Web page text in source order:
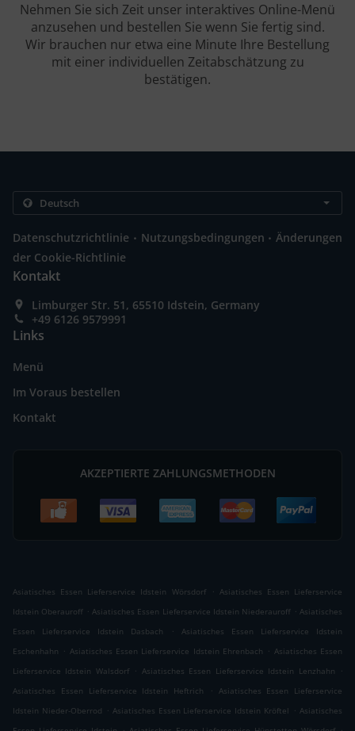
Nehmen Sie sich Zeit unser interaktives Online-Menü
anzusehen und bestellen Sie wenn Sie fertig sind.
Wir brauchen nur etwa eine Minute Ihre Bestellung
mit einer individuellen Zeitabschätzung zu
bestätigen.
Datenschutzrichtlinie . Nutzungsbedingungen . Änderungen
der Cookie-Richtlinie
Kontakt
Limburger Str. 51, 65510 Idstein, Germany
+49 6126 9579991
Links
Menü
Im Voraus bestellen
Kontakt
AKZEPTIERTE ZAHLUNGSMETHODEN
Asiatisches Essen Lieferservice Idstein Wörsdorf . Asiatisches Essen Lieferservice
Idstein Oberauroff . Asiatisches Essen Lieferservice Idstein Niederauroff . Asiatisches
Essen Lieferservice Idstein Dasbach
.
Asiatisches Essen Lieferservice Idstein
Eschenhahn . Asiatisches Essen Lieferservice Idstein Ehrenbach . Asiatisches Essen
Lieferservice Idstein Walsdorf . Asiatisches Essen Lieferservice Idstein Lenzhahn
.
Asiatisches Essen Lieferservice Idstein Heftrich
. Asiatisches Essen Lieferservice
Idstein Nieder-Oberrod . Asiatisches Essen Lieferservice Idstein Kröftel . Asiatisches
.
.